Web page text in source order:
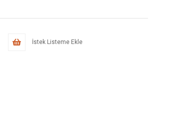
İstek Listeme Ekle